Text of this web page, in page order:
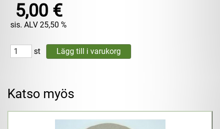
5,00 €
sis. ALV 25,50 %
st
Katso myös